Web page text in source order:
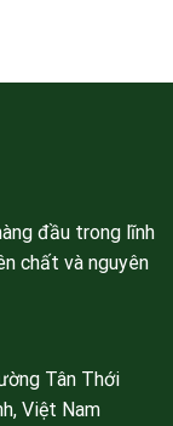
đầu trong lĩnh
chất và nguyên
Tân Thới
Việt Nam